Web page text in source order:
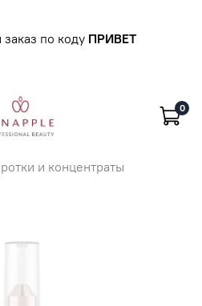
по коду ПРИВЕТ
0
и концентраты